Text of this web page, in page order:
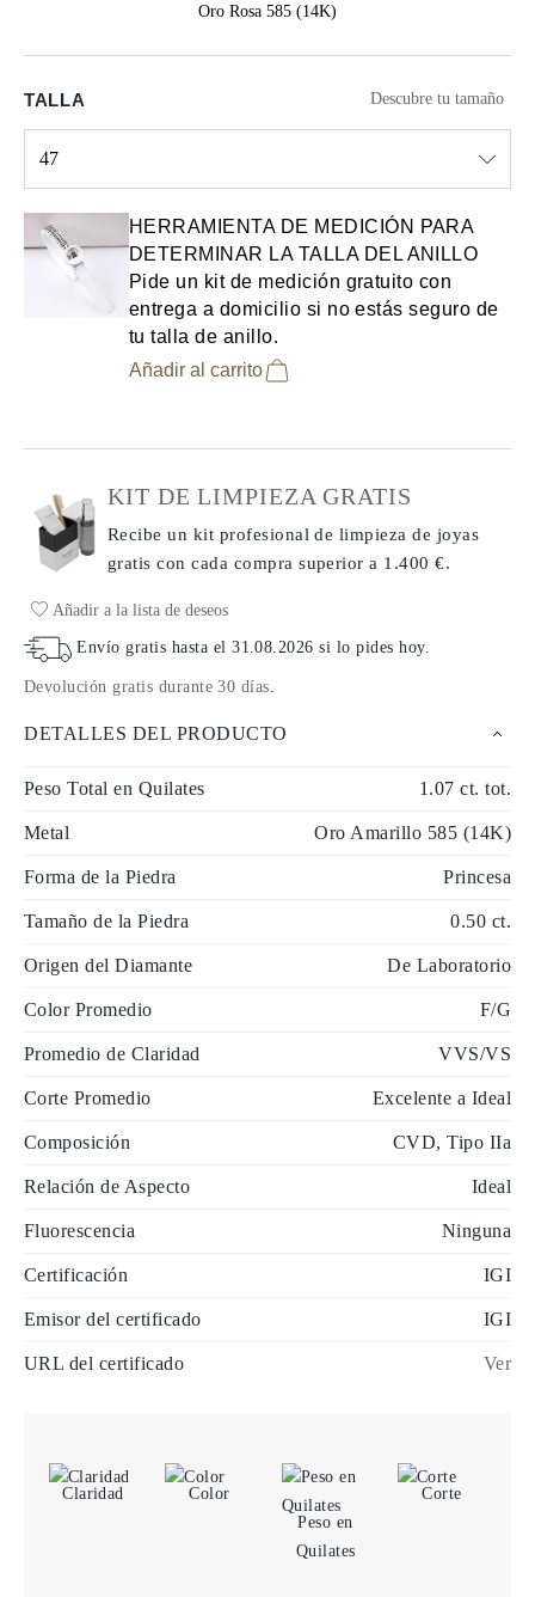
Oro Rosa 585 (14K)
TALLA Descubre tu tamaño
47
HERRAMIENTA DE MEDICIÓN PARA
DETERMINAR LA TALLA DEL ANILLO
Pide un kit de medición gratuito con
entrega a domicilio si no estás seguro de
tu talla de anillo.
Añadir al carrito
KIT DE LIMPIEZA GRATIS
Recibe un kit profesional de limpieza de joyas
gratis con cada comprasuperior a 1.400 €.
Añadir a la lista de deseos
Envío gratis hasta el31.08.2026 si lo pides hoy.
Devolución gratis durante 30 días
DETALLES DEL PRODUCTO
Peso Total en Quilates 1.07 ct. tot.
Metal Oro Amarillo 585 (14K)
Forma de la Piedra Princesa
Tamaño de la Piedra 0.50 ct.
Origen del Diamante De Laboratorio
Color Promedio F/G
Promedio de Claridad VVS/VS
Corte Promedio Excelente a Ideal
Composición CVD, Tipo IIa
Relación de Aspecto Ideal
Fluorescencia Ninguna
Certificación IGI
Emisor del certificado IGI
URL del certificado Ver
Claridad
Color
Peso en
Quilates
Corte